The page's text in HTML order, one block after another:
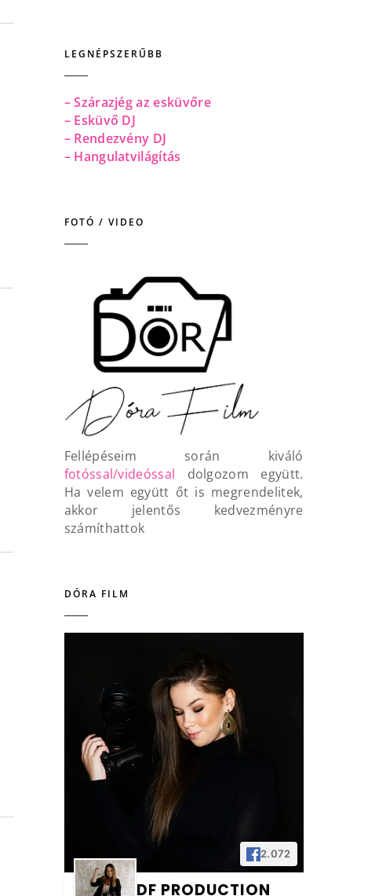
LEGNÉPSZERŰBB
– Szárazjég az esküvőre
– Esküvő DJ
– Rendezvény DJ
– Hangulatvilágítás
FOTÓ / VIDEO
Fellépéseim során kiváló
fotóssal/videóssal dolgozom együtt.
Ha velem együtt őt is megrendelitek,
akkor jelentős kedvezményre
számíthattok
DÓRA FILM
2.072
DF PRODUCTION